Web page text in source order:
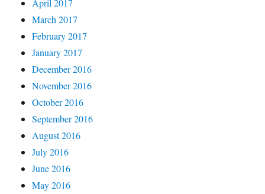
March 2017
February 2017
January 2017
December 2016
November 2016
October 2016
September 2016
August 2016
July 2016
June 2016
May 2016